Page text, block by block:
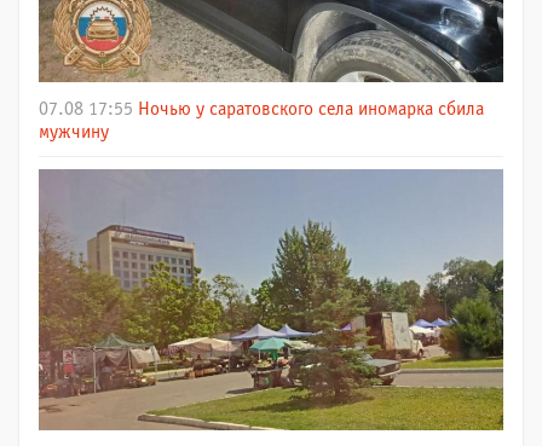
07.08 17:55 Ночью у саратовского села иномарка сбила
мужчину